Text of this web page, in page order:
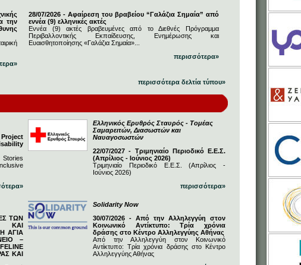
την
28/07/2026 - Αφαίρεση του βραβείου “Γαλάζια Σημαία” από
εννέα (9) ελληνικές ακτές
Εννέα (9) ακτές βραβευμένες από το Διεθνές Πρόγραμμα
Περιβαλλοντικής Εκπαίδευσης, Ενημέρωσης και
Ευαισθητοποίησης «Γαλάζια Σημαία»...
περισσότερα»
περισσότερα δελτία τύπου»
Ελληνικός Ερυθρός Σταυρός - Τομέας
Σαμαρειτών, Διασωστών και
Ναυαγοσωστών
22/07/2027 - Τριμηνιαίο Περιοδικό Ε.Ε.Σ.
(Απρίλιος - Ιούνιος 2026)
Τριμηνιαίο Περιοδικό Ε.Ε.Σ. (Απρίλιος -
Ιούνιος 2026)
περισσότερα»
ΤΩΝ
ΚΑΙ
ΑΓΙΑ
–
ΚΑΙ
Solidarity Now
30/07/2026 - Από την Αλληλεγγύη στον
Κοινωνικό Αντίκτυπο: Τρία χρόνια
δράσης στο Κέντρο Αλληλεγγύης Αθήνας
Από την Αλληλεγγύη στον Κοινωνικό
Αντίκτυπο: Τρία χρόνια δράσης στο Κέντρο
Αλληλεγγύης Αθήνας